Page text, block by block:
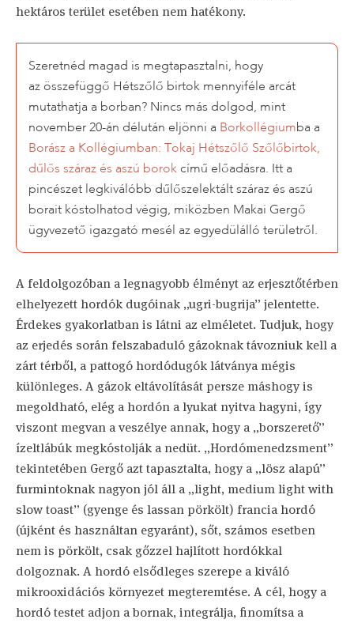
hektáros terület esetében nem hatékony.
Szeretnéd magad is megtapasztalni, hogy
az összefüggő Hétszőlő birtok mennyiféle arcát
mutathatja a borban? Nincs más dolgod, mint
november 20-án délután eljönni a Borkollégiumba a
Borász a Kollégiumban: Tokaj Hétszőlő Szőlőbirtok,
dűlős száraz és aszú borok című előadásra. Itt a
pincészet legkiválóbb dűlőszelektált száraz és aszú
borait kóstolhatod végig, miközben Makai Gergő
ügyvezető igazgató mesél az egyedülálló területről.
A feldolgozóban a legnagyobb élményt az erjesztőtérben
elhelyezett hordók dugóinak „ugri-bugrija” jelentette.
Érdekes gyakorlatban is látni az elméletet. Tudjuk, hogy
az erjedés során felszabaduló gázoknak távozniuk kell a
zárt térből, a pattogó hordódugók látványa mégis
különleges. A gázok eltávolítását persze máshogy is
megoldható, elég a hordón a lyukat nyitva hagyni, így
viszont megvan a veszélye annak, hogy a „borszerető”
ízeltlábúk megkóstolják a nedüt. „Hordómenedzsment”
tekintetében Gergő azt tapasztalta, hogy a „lösz alapú”
furmintoknak nagyon jól áll a „light, medium light with
slow toast” (gyenge és lassan pörkölt) francia hordó
(újként és használtan egyaránt), sőt, számos esetben
nem is pörkölt, csak gőzzel hajlított hordókkal
dolgoznak. A hordó elsődleges szerepe a kiváló
mikrooxidációs környezet megteremtése. A cél, hogy a
hordó testet adjon a bornak, integrálja, finomítsa a